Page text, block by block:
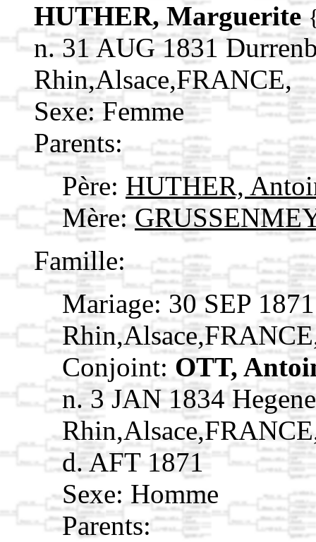
HUTHER, Marguerite
n. 31 AUG 1831
Rhin,Alsace,FRANCE,
Sexe: Femme
Parents:
Père: HUTHER,
Mère:
Famille:
Mariage: 30 SEP
Conjoint: OTT,
n. 3 JAN 1834
d. AFT 1871
Sexe: Homme
Parents: